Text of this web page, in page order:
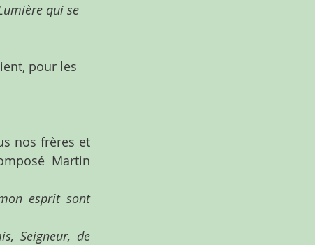
qui se
pour les
nos frères et
Martin
esprit sont
Seigneur, de